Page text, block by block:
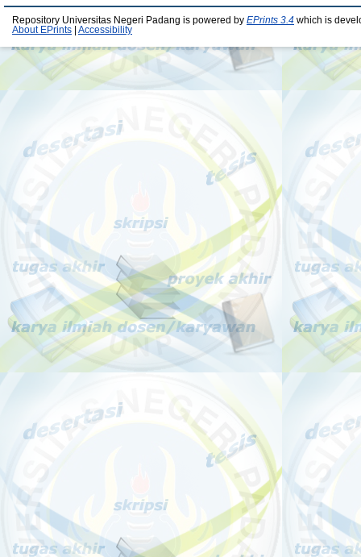
Repository Universitas Negeri Padang is powered by EPrints 3.4 which is
About EPrints
Accessibility